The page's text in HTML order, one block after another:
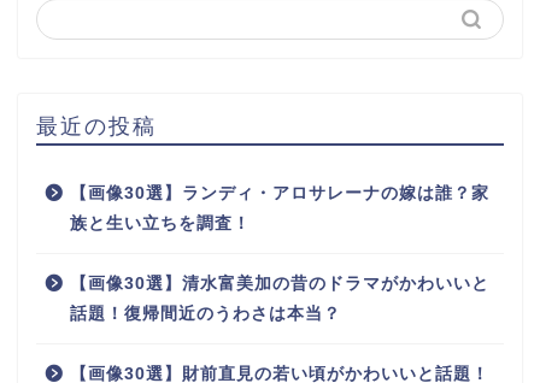
最近の投稿
【画像30選】ランディ・アロサレーナの嫁は誰？家
族と生い立ちを調査！
【画像30選】清水富美加の昔のドラマがかわいいと
話題！復帰間近のうわさは本当？
【画像30選】財前直見の若い頃がかわいいと話題！